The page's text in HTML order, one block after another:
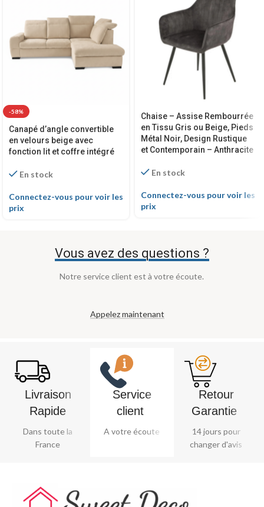
-58%
Canapé d’angle convertible
en velours beige avec
fonction lit et coffre intégré
En stock
Connectez-vous pour voir les
prix
Chaise – Assise Rembourrée
en Tissu Gris ou Beige, Pieds
Métal Noir, Design Rustique
et Contemporain – Anthracite
En stock
Connectez-vous pour voir les
prix
Vous avez des questions ?
Notre service client est à votre écoute.
Appelez maintenant
Livraison
Rapide
Dans toute la
France
Service
client ​
A votre écoute
Retour
Garantie ​
14 jours pour
changer d'avis